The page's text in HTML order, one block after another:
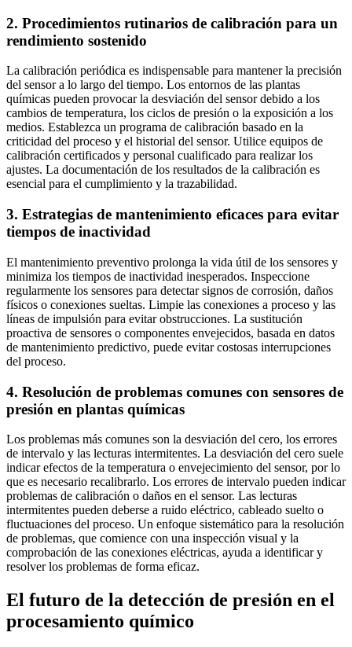
2. Procedimientos rutinarios de calibración para un
rendimiento sostenido
La calibración periódica es indispensable para mantener la precisión
del sensor a lo largo del tiempo. Los entornos de las plantas
químicas pueden provocar la desviación del sensor debido a los
cambios de temperatura, los ciclos de presión o la exposición a los
medios. Establezca un programa de calibración basado en la
criticidad del proceso y el historial del sensor. Utilice equipos de
calibración certificados y personal cualificado para realizar los
ajustes. La documentación de los resultados de la calibración es
esencial para el cumplimiento y la trazabilidad.
3. Estrategias de mantenimiento eficaces para evitar
tiempos de inactividad
El mantenimiento preventivo prolonga la vida útil de los sensores y
minimiza los tiempos de inactividad inesperados. Inspeccione
regularmente los sensores para detectar signos de corrosión, daños
físicos o conexiones sueltas. Limpie las conexiones a proceso y las
líneas de impulsión para evitar obstrucciones. La sustitución
proactiva de sensores o componentes envejecidos, basada en datos
de mantenimiento predictivo, puede evitar costosas interrupciones
del proceso.
4. Resolución de problemas comunes con sensores de
presión en plantas químicas
Los problemas más comunes son la desviación del cero, los errores
de intervalo y las lecturas intermitentes. La desviación del cero suele
indicar efectos de la temperatura o envejecimiento del sensor, por lo
que es necesario recalibrarlo. Los errores de intervalo pueden indicar
problemas de calibración o daños en el sensor. Las lecturas
intermitentes pueden deberse a ruido eléctrico, cableado suelto o
fluctuaciones del proceso. Un enfoque sistemático para la resolución
de problemas, que comience con una inspección visual y la
comprobación de las conexiones eléctricas, ayuda a identificar y
resolver los problemas de forma eficaz.
El futuro de la detección de presión en el
procesamiento químico